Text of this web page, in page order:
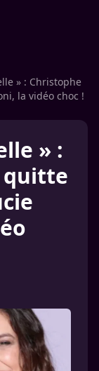
» : Christophe
la vidéo choc !
» :
quitte